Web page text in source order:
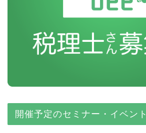
開催予定のセミナー・イベント